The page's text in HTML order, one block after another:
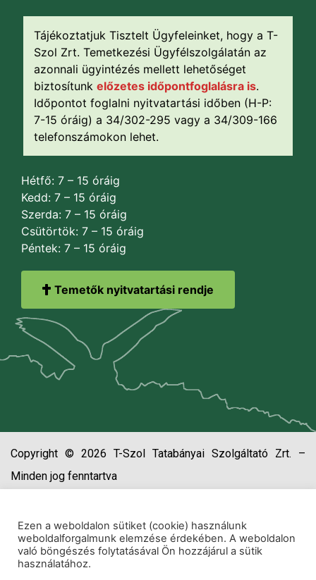
Tájékoztatjuk Tisztelt Ügyfeleinket, hogy a T-
Szol Zrt. Temetkezési Ügyfélszolgálatán az
azonnali ügyintézés mellett lehetőséget
biztosítunk előzetes időpontfoglalásra is.
Időpontot foglalni nyitvatartási időben (H-P:
7-15 óráig) a 34/302-295 vagy a 34/309-166
telefonszámokon lehet.
Hétfő: 7 – 15 óráig
Kedd: 7 – 15 óráig
Szerda: 7 – 15 óráig
Csütörtök: 7 – 15 óráig
Péntek: 7 – 15 óráig
Temetők nyitvatartási rendje
Copyright © 2026 T-Szol Tatabányai Szolgáltató Zrt. –
Minden jog fenntartva
Ezen a weboldalon sütiket (cookie) használunk
weboldalforgalmunk elemzése érdekében. A weboldalon
való böngészés folytatásával Ön hozzájárul a sütik
használatához.